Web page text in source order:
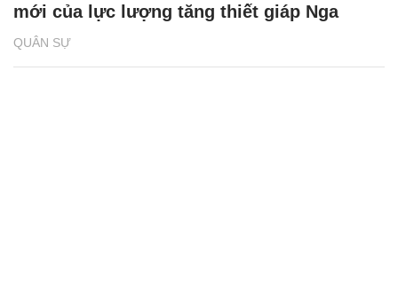
QUÂN SỰ
mới của lực lượng tăng thiết giáp Nga